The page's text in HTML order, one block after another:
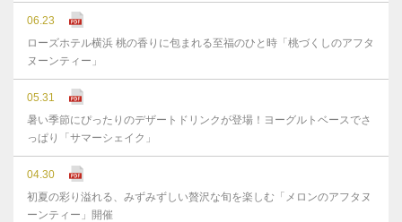
06.23
ローズホテル横浜 桃の香りに包まれる至福のひと時「桃づくしのアフタ
ヌーンティー」
05.31
暑い季節にぴったりのデザートドリンクが登場！ヨーグルトベースでさ
っぱり「サマーシェイク」
04.30
初夏の彩り溢れる、みずみずしい贅沢な旬を楽しむ「メロンのアフタヌ
ーンティー」開催